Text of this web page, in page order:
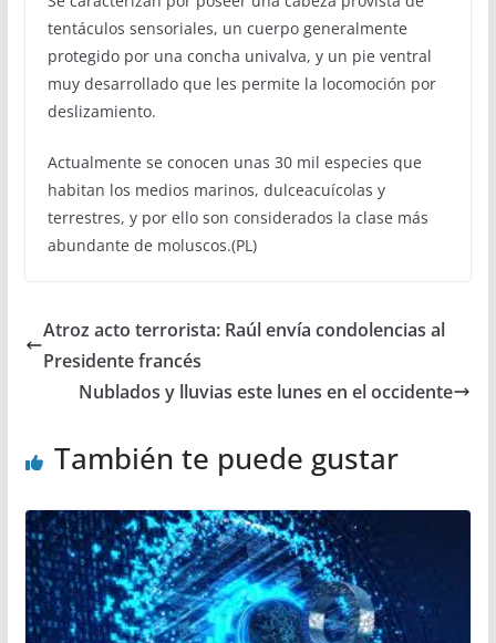
tentáculos sensoriales, un cuerpo generalmente
protegido por una concha univalva, y un pie ventral
muy desarrollado que les permite la locomoción por
deslizamiento.
Actualmente se conocen unas 30 mil especies que
habitan los medios marinos, dulceacuícolas y
terrestres, y por ello son considerados la clase más
abundante de moluscos.(PL)
Atroz acto terrorista: Raúl envía condolencias al
Presidente francés
Nublados y lluvias este lunes en el occidente
También te puede gustar